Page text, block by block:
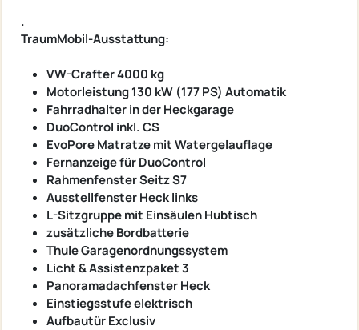
.
TraumMobil-Ausstattung:
VW-Crafter 4000 kg
Motorleistung 130 kW (177 PS) Automatik
Fahrradhalter in der Heckgarage
DuoControl inkl. CS
EvoPore Matratze mit Watergelauflage
Fernanzeige für DuoControl
Rahmenfenster Seitz S7
Ausstellfenster Heck links
L-Sitzgruppe mit Einsäulen Hubtisch
zusätzliche Bordbatterie
Thule Garagenordnungssystem
Licht & Assistenzpaket 3
Panoramadachfenster Heck
Einstiegsstufe elektrisch
Aufbautür Exclusiv